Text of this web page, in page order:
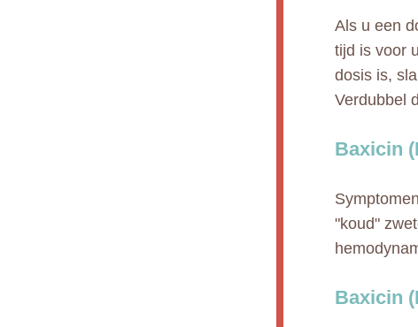
Als u een
tijd is voor
dosis is,
Verdubbel
Baxicin
"koud"
Baxicin